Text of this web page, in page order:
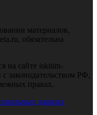
материалов,
обязательна
на сайте iskitim-
с законодательством РФ,
правах.
данных